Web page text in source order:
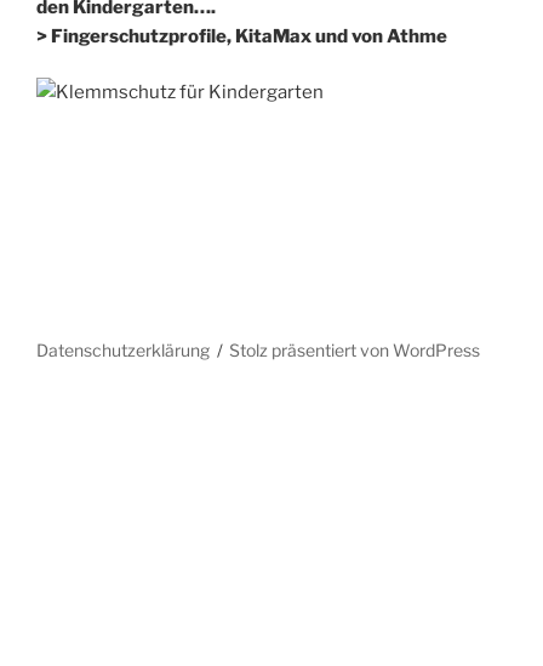
den Kindergarten….
> Fingerschutzprofile, KitaMax und von Athme
Datenschutzerklärung Stolz präsentiert von WordPress